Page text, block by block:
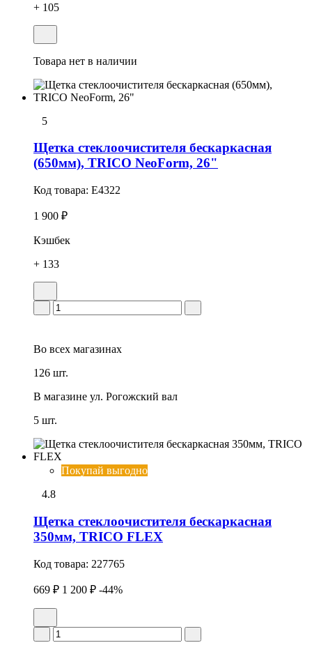
+ 105
Товара нет в наличии
5
Щетка стеклоочистителя бескаркасная
(650мм), TRICO NeoForm, 26"
Код товара: E4322
1 900 ₽
Кэшбек
+ 133
Во всех магазинах
126 шт.
В магазине ул. Рогожский вал
5 шт.
Покупай выгодно
4.8
Щетка стеклоочистителя бескаркасная
350мм, TRICO FLEX
Код товара: 227765
669 ₽ 1 200 ₽ -44%